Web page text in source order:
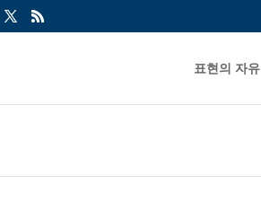
표현의 자유